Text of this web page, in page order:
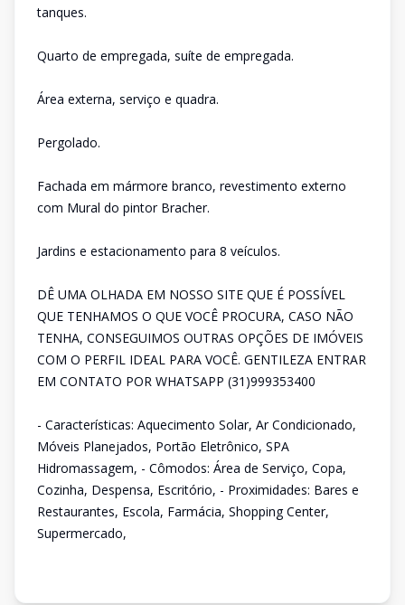
tanques.
Quarto de empregada, suíte de empregada.
Área externa, serviço e quadra.
Pergolado.
Fachada em mármore branco, revestimento externo
com Mural do pintor Bracher.
Jardins e estacionamento para 8 veículos.
DÊ UMA OLHADA EM NOSSO SITE QUE É POSSÍVEL
QUE TENHAMOS O QUE VOCÊ PROCURA, CASO NÃO
TENHA, CONSEGUIMOS OUTRAS OPÇÕES DE IMÓVEIS
COM O PERFIL IDEAL PARA VOCÊ. GENTILEZA ENTRAR
EM CONTATO POR WHATSAPP (31)999353400
- Características: Aquecimento Solar, Ar Condicionado,
Móveis Planejados, Portão Eletrônico, SPA
Hidromassagem, - Cômodos: Área de Serviço, Copa,
Cozinha, Despensa, Escritório, - Proximidades: Bares e
Restaurantes, Escola, Farmácia, Shopping Center,
Supermercado,